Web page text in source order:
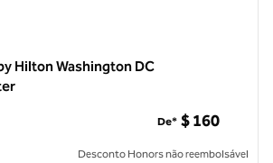
Hilton Washington DC
De* $ 160
Desconto Honors não reembolsável